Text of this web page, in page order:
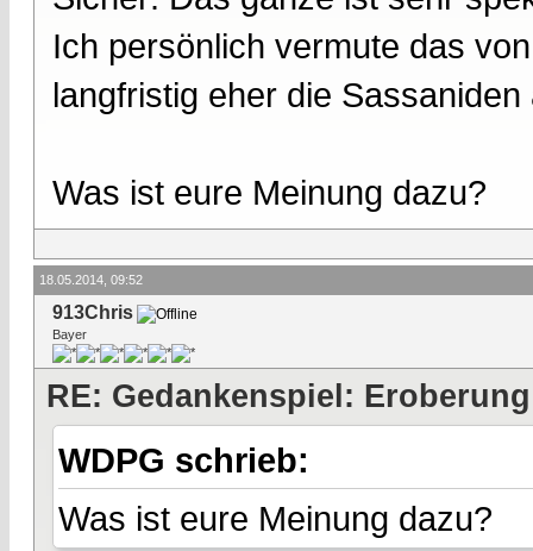
Ich persönlich vermute das
langfristig eher die
Was ist eure Meinung dazu?
18.05.2014, 09:52
913Chris
Bayer
RE: Gedankenspiel:
WDPG schrieb:
Was ist eure Meinung dazu?